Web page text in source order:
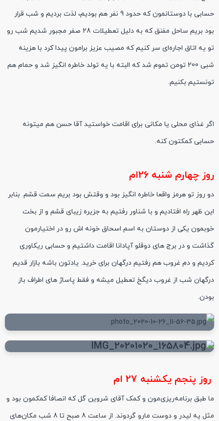
حسابی با دوستانمون که حدود 9 نفر هم بودیم، لذت بردیم و شب قرار
بود بریم ساحل مفنق که به دلیل تعطیلات 28 صفر مجبور شدیم شب رو
تو یه اتاق اجاره‌ای سر کنیم که مصیب عزیز برامون پیدا کرد با هزینه
شبی 200 تومن تموم شد که البته با یه تولد خاطره انگیز شد و حمام هم
تونستیم بکنیم.
اگر غذای محلی یا مکانی برای اقامت خواستید آقا حسن هم میتونه
حسابی کمکتون کنه.
روز چهارم شنبه 26ام
دو روز تو هرمز واقعا خاطره انگیز بود و وقتش بود بریم سمت قشم. بنابر
این ظهر راه افتادیم و با شناور رفتیم به جزیره زیبای قشم و از بخت
خوبمون یکی از دوستان به اسم اسحاق خونه اش رو در اختیارمون
گذاشت و در برج های دوقلو آپادانا اقامت داشتیم و حسابی ریکاوری
کردیم و دم غروب هم رفتیم درگهان برای خرید. یادتون باشه بازار قدیم
درگهان شب از غروب دیگخ تعطیل میشه و فقط پاساژ های اطراف باز
بودن.
روز پنجم یکشنبه 27 ام
ما طبق برنامه‌ریزی‌مون و کمک آقای شروین گل که انصافا کمکمون بود و
مثل یه لیدر و دوست مارو گردوند. از ساعت 8 صبح تا 8 شب مکان‌های